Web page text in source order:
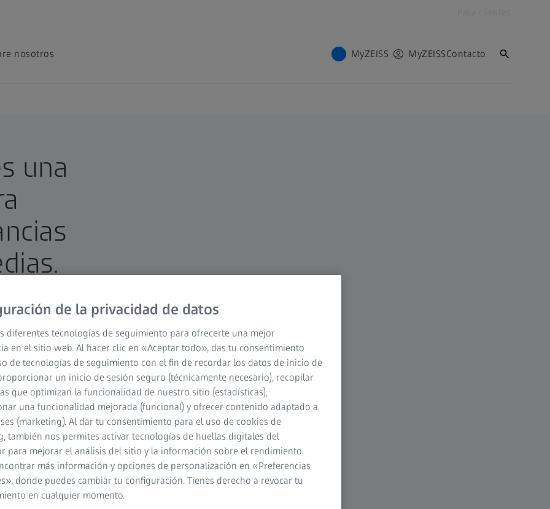
nosotros MyZEISS MyZEISSContacto
una
relajada en un rango
Una excelente
frente a la
e intermedias
del cuerpo y la
de la privacidad de datos
diferentes tecnologías de seguimiento para ofrecerte una mejor
en el sitio web. Al hacer clic en «Aceptar todo», das tu consentimiento
de tecnologías de seguimiento con el fin de recordar los datos de inicio de
un inicio de sesión seguro (técnicamente necesario), recopilar
que optimizan la funcionalidad de nuestro sitio (estadísticas),
una funcionalidad mejorada (funcional) y ofrecer contenido adaptado a
(marketing). Al dar tu consentimiento para el uso de cookies de
también nos permites activar tecnologías de huellas digitales del
para mejorar el análisis del sitio y la información sobre el rendimiento.
más información y opciones de personalización en «Preferencias
donde puedes cambiar tu configuración. Tienes derecho a revocar tu
en cualquier momento.